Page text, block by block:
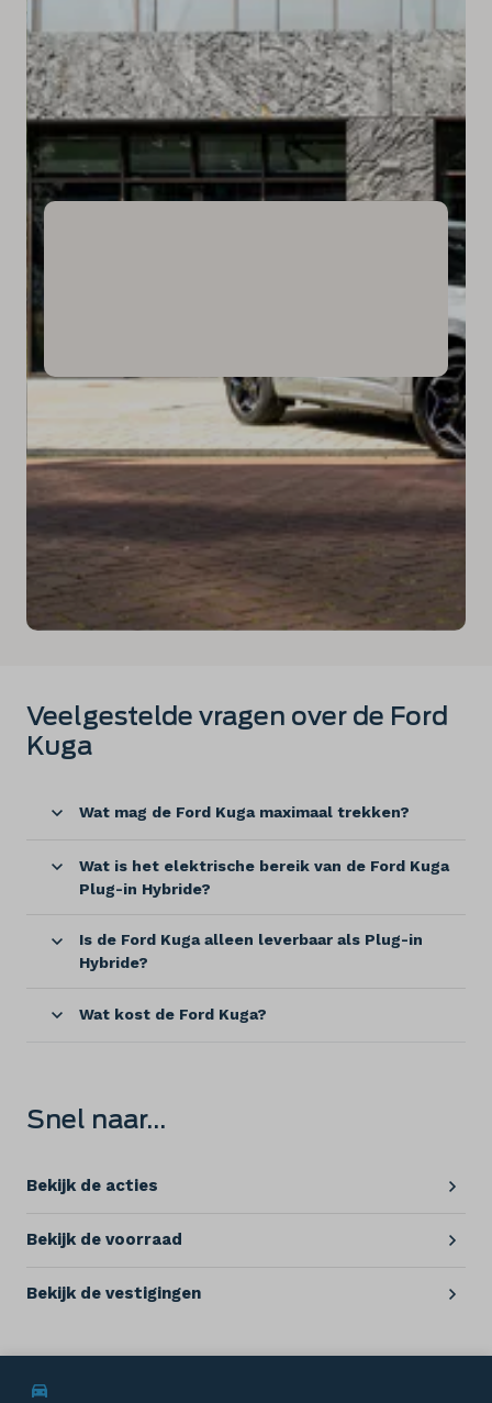
Veelgestelde vragen over de Ford
Kuga
Wat mag de Ford Kuga maximaal trekken?
Wat is het elektrische bereik van de Ford Kuga
Plug-in Hybride?
Is de Ford Kuga alleen leverbaar als Plug-in
Hybride?
Wat kost de Ford Kuga?
Snel naar…
Bekijk de acties
Bekijk de voorraad
Bekijk de vestigingen